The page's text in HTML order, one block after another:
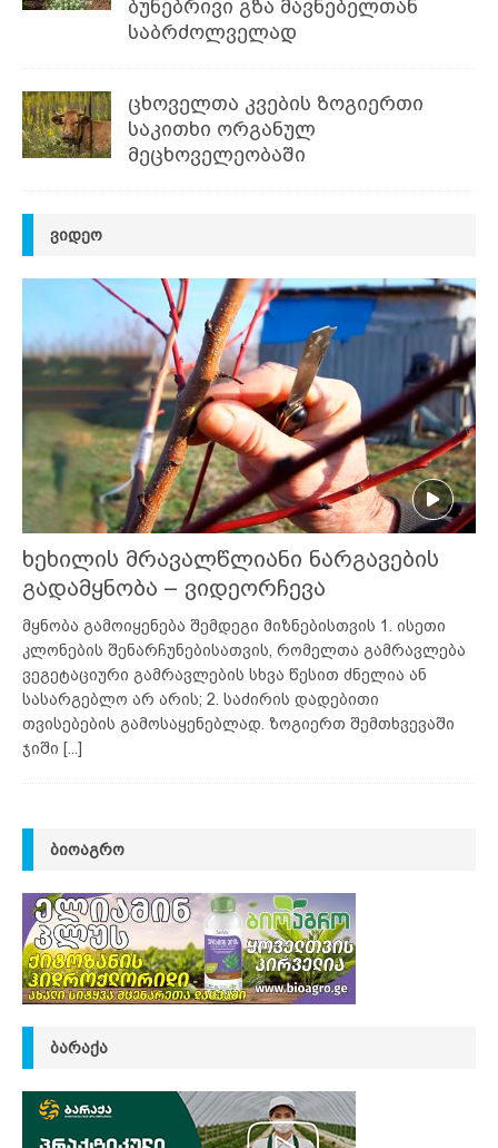
ბუნებრივი გზა მავნებელთან
საბრძოლველად
ცხოველთა კვების ზოგიერთი
საკითხი ორგანულ
მეცხოველეობაში
ᲕᲘᲓᲔᲝ
ხეხილის მრავალწლიანი ნარგავების
გადამყნობა – ვიდეორჩევა
მყნობა გამოიყენება შემდეგი მიზნებისთვის 1. ისეთი
კლონების შენარჩუნებისათვის, რომელთა გამრავლება
ვეგეტაციური გამრავლების სხვა წესით ძნელია ან
სასარგებლო არ არის; 2. საძირის დადებითი
თვისებების გამოსაყენებლად. ზოგიერთ შემთხვევაში
ჯიში [...]
ᲑᲘᲝᲐᲒᲠᲝ
ᲑᲐᲠᲐᲥᲐ